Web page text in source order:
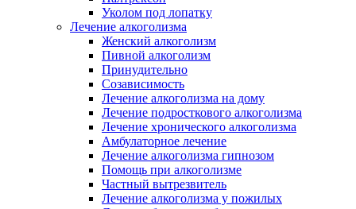
Уколом под лопатку
Лечение алкоголизма
Женский алкоголизм
Пивной алкоголизм
Принудительно
Созависимость
Лечение алкоголизма на дому
Лечение подросткового алкоголизма
Лечение хронического алкоголизма
Амбулаторное лечение
Лечение алкоголизма гипнозом
Помощь при алкоголизме
Частный вытрезвитель
Лечение алкоголизма у пожилых